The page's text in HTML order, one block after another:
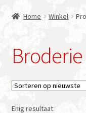
Contact
Home Winkel
Broderie
Enig resultaat